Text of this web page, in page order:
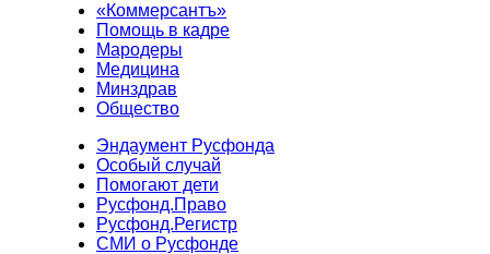
«Коммерсантъ»
Помощь в кадре
Мародеры
Медицина
Минздрав
Общество
Эндаумент Русфонда
Особый случай
Помогают дети
Русфонд.Право
Русфонд.Регистр
СМИ о Русфонде